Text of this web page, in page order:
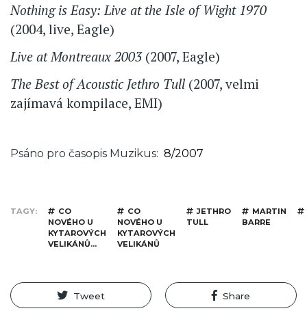
Nothing is Easy: Live at the Isle of Wight 1970
(2004, live, Eagle)
Live at Montreaux 2003(2007, Eagle)
The Best of Acoustic Jethro Tull (2007, velmi
zajímavá kompilace, EMI)
Psáno pro časopis Muzikus 8/2007
TAGY
CO
NOVÉHO U
KYTAROVÝCH
­VELIKÁNŮ...
CO
NOVÉHO U
KYTAROVÝCH
VELIKÁNŮ
JETHRO
TULL
MARTIN
BARRE
Tweet Share